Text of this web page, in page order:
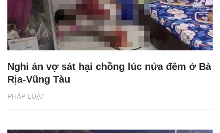
PHÁP LUẬT
Nghi án vợ sát hại chồng lúc nửa đêm ở Bà
Rịa-Vũng Tàu